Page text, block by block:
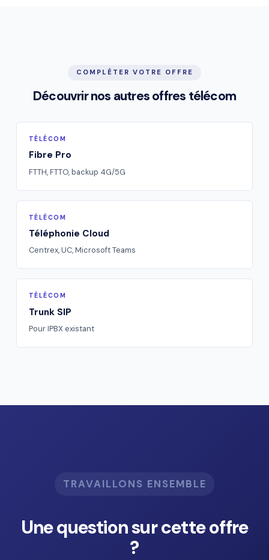
COMPLÉTER VOTRE OFFRE
Découvrir nos autres offres télécom
TÉLÉCOM
Fibre Pro
FTTH, FTTO, backup 4G/5G
TÉLÉCOM
Téléphonie Cloud
Centrex, UC, Microsoft Teams
TÉLÉCOM
Trunk SIP
Pour IPBX existant
TRAVAILLONS ENSEMBLE
Une question sur cette offre
?